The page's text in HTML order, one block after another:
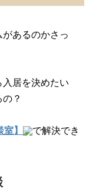
あるのかさっ
居を決めたい
？
】
で解決でき